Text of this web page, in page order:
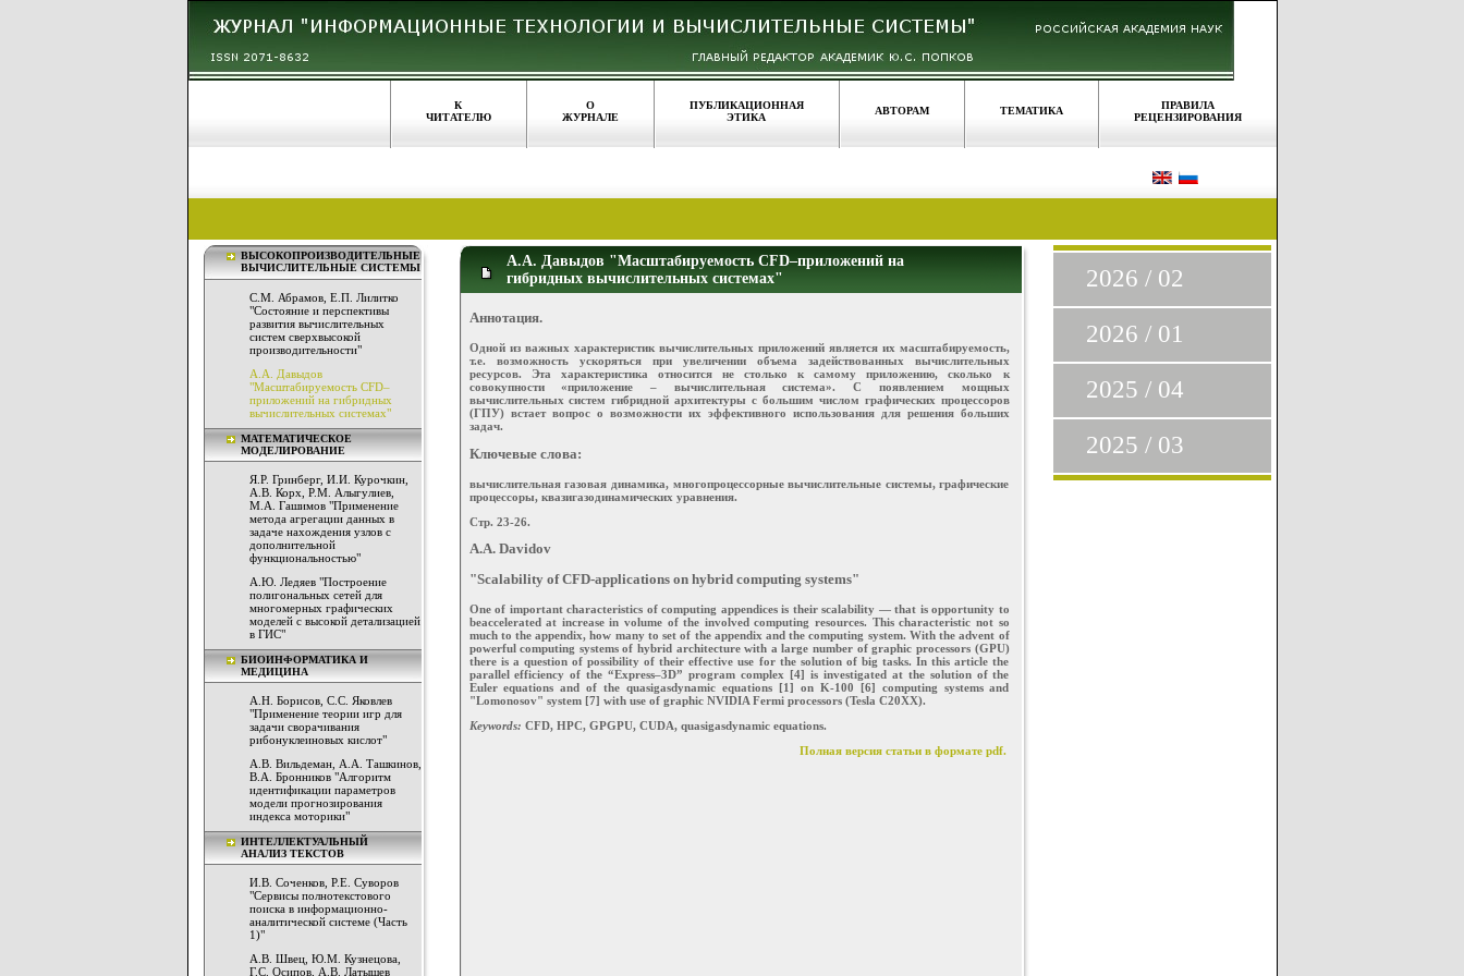
К
ЧИТАТЕЛЮ
О
ЖУРНАЛЕ
ПУБЛИКАЦИОННАЯ
ЭТИКА
АВТОРАМ ТЕМАТИКА
ПРАВИЛА
РЕЦЕНЗИРОВАНИЯ
ВЫСОКОПРОИЗВОДИТЕЛЬНЫЕ
ВЫЧИСЛИТЕЛЬНЫЕ СИСТЕМЫ
С.М. Абрамов, Е.П. Лилитко
"Состояние и перспективы
развития вычислительных
систем сверхвысокой
производительности"
А.А. Давыдов
"Масштабируемость CFD–
приложений на гибридных
вычислительных системах"
МАТЕМАТИЧЕСКОЕ
МОДЕЛИРОВАНИЕ
Я.Р. Гринберг, И.И. Курочкин,
А.В. Корх, Р.М. Алыгулиев,
М.А. Гашимов "Применение
метода агрегации данных в
задаче нахождения узлов с
дополнительной
функциональностью"
А.Ю. Ледяев "Построение
полигональных сетей для
многомерных графических
моделей с высокой детализацией
в ГИС"
БИОИНФОРМАТИКА И
МЕДИЦИНА
А.Н. Борисов, С.С. Яковлев
"Применение теории игр для
задачи сворачивания
рибонуклеиновых кислот"
А.В. Вильдеман, А.А. Ташкинов,
В.А. Бронников "Алгоритм
идентификации параметров
модели прогнозирования
индекса моторики"
ИНТЕЛЛЕКТУАЛЬНЫЙ
АНАЛИЗ ТЕКСТОВ
И.В. Соченков, Р.Е. Суворов
"Сервисы полнотекстового
поиска в информационно-
аналитической системе (Часть
1)"
А.В. Швец, Ю.М. Кузнецова,
Г.С. Осипов, А.В. Латышев
А.А. Давыдов "Масштабируемость CFD–приложений на
гибридных вычислительных системах"
Аннотация.
Одной из важных характеристик вычислительных приложений является их масштабируемость,
т.е. возможность ускоряться при увеличении объема задействованных вычислительных
ресурсов. Эта характеристика относится не столько к самому приложению, сколько к
совокупности «приложение – вычислительная система». С появлением мощных
вычислительных систем гибридной архитектуры с большим числом графических процессоров
(ГПУ) встает вопрос о возможности их эффективного использования для решения больших
задач.
Ключевые слова:
вычислительная газовая динамика, многопроцессорные вычислительные системы, графические
процессоры, квазигазодинамических уравнения.
Стр. 23-26.
A.A. Davidov
"Scalability of CFD-applications on hybrid computing systems"
One of important characteristics of computing appendices is their scalability — that is opportunity to
beaccelerated at increase in volume of the involved computing resources. This characteristic not so
much to the appendix, how many to set of the appendix and the computing system. With the advent of
powerful computing systems of hybrid architecture with a large number of graphic processors (GPU)
there is a question of possibility of their effective use for the solution of big tasks. In this article the
parallel efficiency of the “Express–3D” program complex [4] is investigated at the solution of the
Euler equations and of the quasigasdynamic equations [1] on K-100 [6] computing systems and
"Lomonosov" system [7] with use of graphic NVIDIA Fermi processors (Tesla C20XX).
Keywords: CFD, HPC, GPGPU, CUDA, quasigasdynamic equations.
Полная версия статьи в формате pdf.
2026 / 02
2026 / 01
2025 / 04
2025 / 03